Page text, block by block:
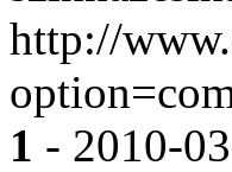
http://
1 - 2010-